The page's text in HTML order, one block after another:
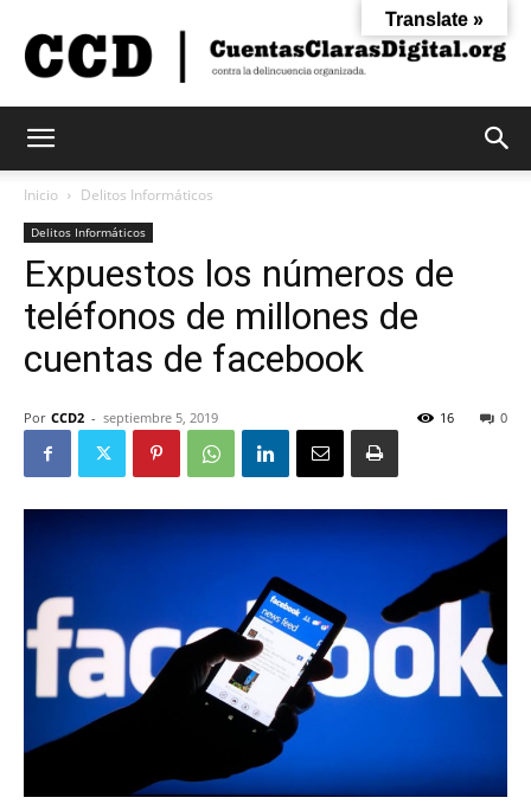
Claras
Digital
Inicio Delitos Informáticos
Delitos Informáticos
Expuestos los números de
teléfonos de millones de
cuentas de facebook
Por CCD2 - septiembre 5, 2019 0
16
Translate »